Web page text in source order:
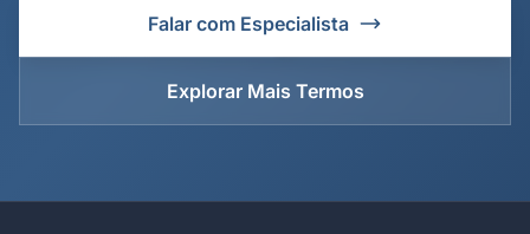
Falar com Especialista
Explorar Mais Termos